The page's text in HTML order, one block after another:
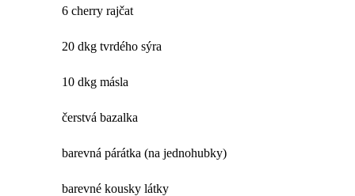
6 cherry rajčat
20 dkg tvrdého sýra
10 dkg másla
čerstvá bazalka
barevná párátka (na jednohubky)
barevné kousky látky